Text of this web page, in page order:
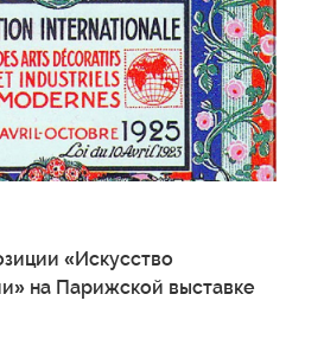
«Искусство
на Парижской выставке